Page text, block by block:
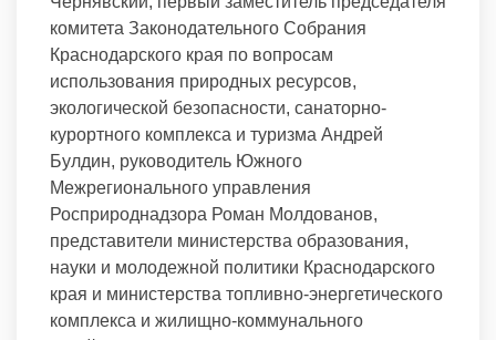
комитета Законодательного Собрания
Краснодарского края по вопросам
использования природных ресурсов,
экологической безопасности, санаторно-
курортного комплекса и туризма Андрей
Булдин, руководитель Южного
Межрегионального управления
Росприроднадзора Роман Молдованов,
представители министерства образования,
науки и молодежной политики Краснодарского
края и министерства топливно-энергетического
комплекса и жилищно-коммунального